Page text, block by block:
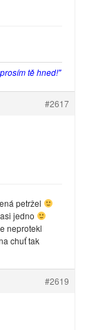
tě hned!"
#2617
petržel
jedno
neprotekl
chuť tak
#2619